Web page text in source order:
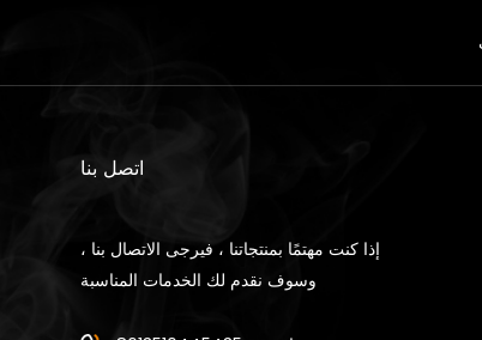
اتصل بنا
إذا كنت مهتمًا بمنتجاتنا ، فيرجى الاتصال بنا ،
وسوف نقدم لك الخدمات المناسبة